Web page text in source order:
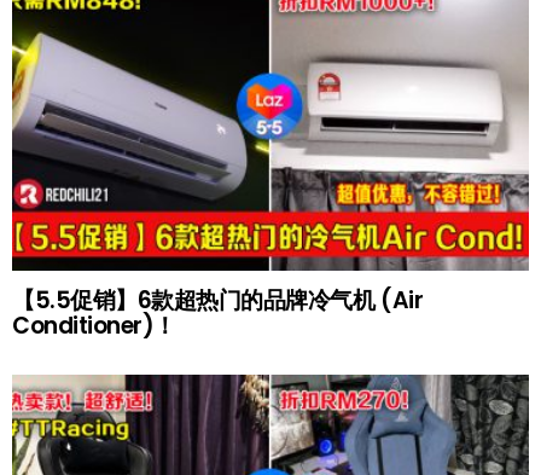
【5.5促销】6款超热门的品牌冷气机 (Air
Conditioner)！